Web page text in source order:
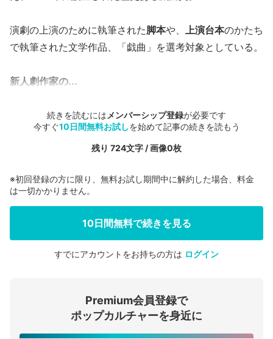
演劇の上演のために執筆された脚本や、 上演台本のかたち
で執筆された文学作品、「戯曲」を選考対象としている。
新人劇作家の...
続きを読むには メンバーシップ登録が必要です
今すぐ10日間無料お試しを始めて記事の続きを読もう
残り 724文字 / 画像0枚
会員登録する
ログインする
※初回登録の方に限り、無料お試し期間中に解約した場合、料金
は一切かかりません。
10日間無料で続きを見る
すでにアカウントをお持ちの方は ログイン
Premium会員登録で
ポップカルチャーを身近に